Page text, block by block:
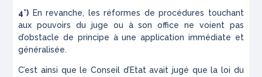
4°) En revanche, les réformes de procédures touchant
aux pouvoirs du juge ou à son office ne voient pas
d’obstacle de principe à une application immédiate et
généralisée.
C’est ainsi que le Conseil d’Etat avait jugé que la loi du